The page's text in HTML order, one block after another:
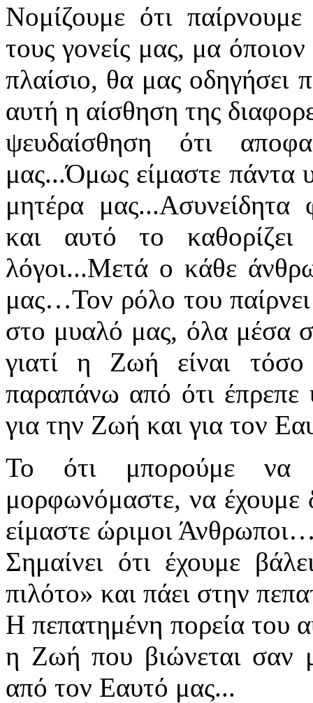
Νομίζουμε ότι
τους γονείς μας, μα
πλαίσιο, θα μας οδηγήσει
αυτή η αίσθηση της
ψευδαίσθηση ότι
μας...Όμως είμαστε πάντα
μητέρα μας...Ασυνείδητα
και αυτό το καθορίζει
λόγοι...Μετά ο κάθε
μας…Τον ρόλο του
στο μυαλό μας, όλα μέσα
γιατί η Ζωή είναι
παραπάνω από ότι
για την Ζωή και για τον
Το ότι μπορούμε να
μορφωνόμαστε, να έχουμε
είμαστε ώριμοι
Σημαίνει ότι έχουμε
πιλότο» και πάει στην
Η πεπατημένη πορεία του
η Ζωή που βιώνεται σαν
από τον Εαυτό μας...